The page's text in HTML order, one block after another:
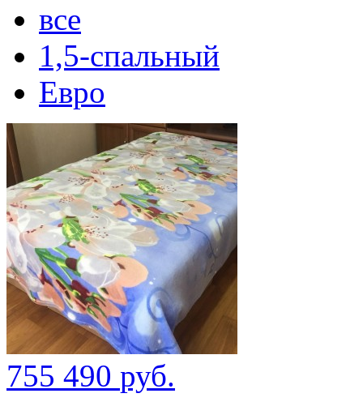
все
1,5-спальный
Евро
755 490 руб.